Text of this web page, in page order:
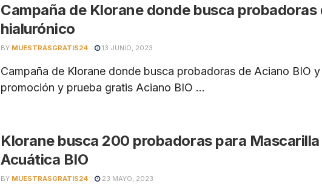
Campaña de Klorane donde busca probadoras
hialurónico
BY MUESTRASGRATIS24 13 JUNIO, 2023
Campaña de Klorane donde busca probadoras de Aciano BIO
promoción y prueba gratis Aciano BIO ...
Klorane busca 200 probadoras para
Acuática BIO
BY MUESTRASGRATIS24 23 MAYO, 2023